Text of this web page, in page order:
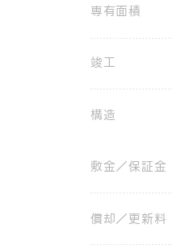
専有面積
竣工
構造
敷金／保証金
償却／更新料